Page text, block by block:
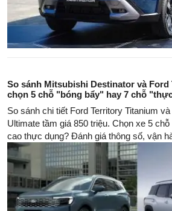
So sánh Mitsubishi Destinator và
chọn 5 chỗ "bóng bẩy" hay 7 chỗ
So sánh chi tiết Ford Territory Titanium
Ultimate tầm giá 850 triệu. Chọn xe 5
cao thực dụng? Đánh giá thông số, vận